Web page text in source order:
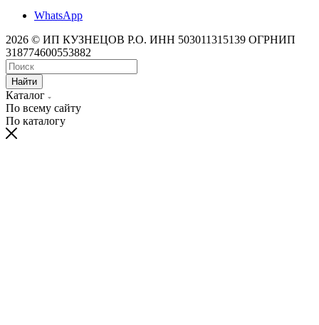
WhatsApp
2026 © ИП КУЗНЕЦОВ Р.О. ИНН 503011315139 ОГРНИП
318774600553882
Найти
Каталог
По всему сайту
По каталогу